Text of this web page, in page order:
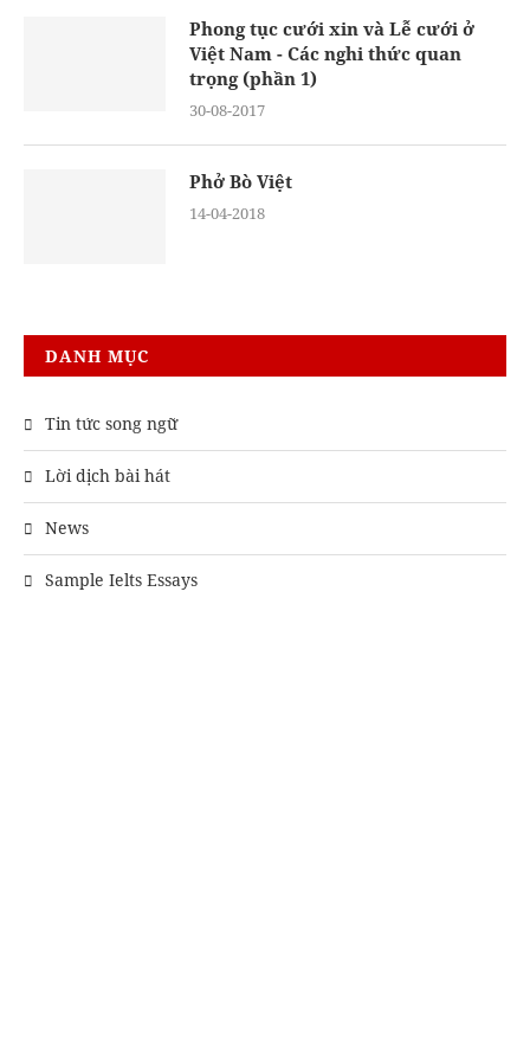
Phong tục cưới xin và Lễ cưới ở
Việt Nam - Các nghi thức quan
trọng (phần 1)
30-08-2017
Phở Bò Việt
14-04-2018
DANH MỤC
Tin tức song ngữ
Lời dịch bài hát
News
Sample Ielts Essays